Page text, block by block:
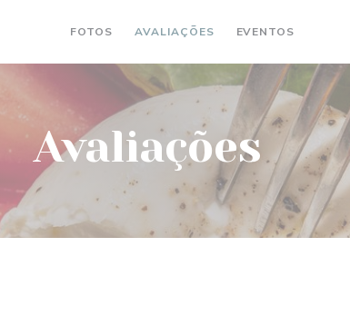
FOTOS AVALIAÇÕES EVENTOS
Avaliações